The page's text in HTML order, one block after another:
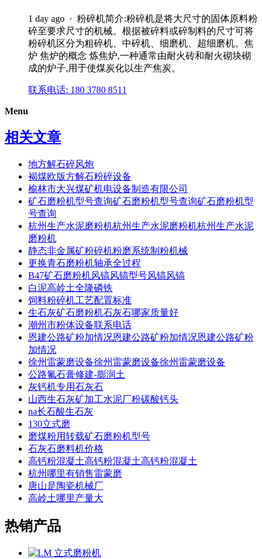
1 day ago · 粉碎机简介:粉碎机是将大尺寸的固体原料粉
碎至要求尺寸的机械。根据被碎料或碎制料的尺寸可将
粉碎机区分为粗碎机、中碎机、细磨机、超细磨机。焦
炉 焦炉的概念 炼焦炉,一种通常由耐火砖和耐火砌块砌
成的炉子,用于使煤炭化以生产焦炭。
联系电话: 180 3780 8511
Menu
相关文章
地方解石碎风炮
褐煤欧版方解石粉碎设备
榆林市大兴煤矿机电设备制造有限公司
矿石磨粉机型号查询矿石磨粉机型号查询矿石磨粉机型
号查询
杭州生产水泥磨粉机杭州生产水泥磨粉机杭州生产水泥
磨粉机
静态非金属矿粉碎机粉磨系统制粉机械
更换青石磨粉机轴承全过程
B47矿石磨粉机风镐风镐型号风镐风镐
白泥高岭土全隆磷铁
饲料粉碎机工艺配置标准
生石灰矿石磨粉机石灰石哪家质量好
潮州市粉体设备联系电话
恩建公路矿粉加情况恩建公路矿粉加情况恩建公路矿粉
加情况
徐州雷蒙磨设备徐州雷蒙磨设备徐州雷蒙磨设备
公路氟石膏修建-膨润土
灰钙机专用石灰石
山西生石灰矿加工水泥厂粉碳酸钙头
na长石酸生石灰
130立式磨
磨煤粉用转载矿石磨粉机型号
石灰石磨料机价格
高钙粉混凝土高钙粉混凝土高钙粉混凝土
杭州哪里有销售雷蒙磨
唐山是陶瓷机械厂
高岭土哪里产量大
热销产品